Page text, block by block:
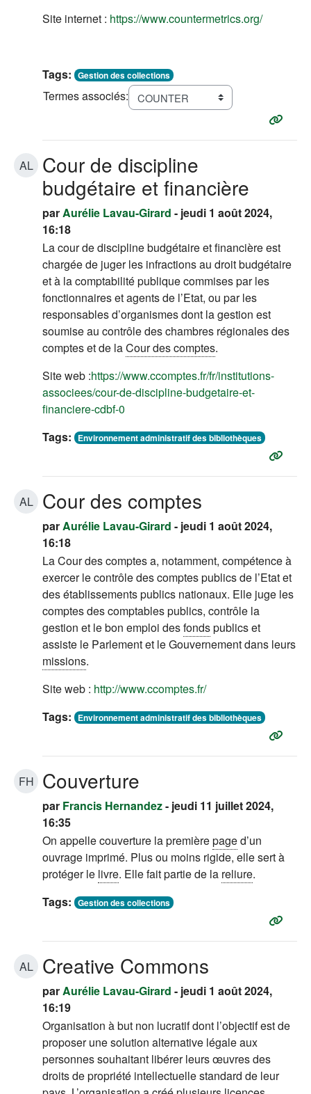
Site internet : https://www.countermetrics.org/(s'ouvre
Tags: Gestion des collections
Termes associés:
AL
Cour de discipline
budgétaire et financière
parAurélie Lavau-Girard - jeudi 1 août 2024,
16:18
La cour de discipline budgétaire et financière est
chargée de juger les infractions au droit budgétaire
et à la comptabilité publique commises par les
fonctionnaires et agents de l’Etat, ou par les
responsables d’organismes dont la gestion est
soumise au contrôle des chambres régionales des
comptes et de laCour des comptes.
Site web :https://www.ccomptes.fr/fr/institutions-
associees/cour-de-discipline-budgetaire-et-
financiere-cdbf-0
Tags:
Environnement administratif des bibliothèques
AL Cour des comptes
parAurélie Lavau-Girard - jeudi 1 août 2024,
16:18
La Cour des comptes a, notamment, compétence à
exercer le contrôle des comptes publics de l’Etat et
des établissements publics nationaux. Elle juge les
comptes des comptables publics, contrôle la
gestion et le bon emploi desfondspublics et
assiste le Parlement et le Gouvernement dans leurs
missions.
Site web : http://www.ccomptes.fr/
Tags:
Environnement administratif des bibliothèques
FH Couverture
par Francis Hernandez- jeudi 11 juillet 2024,
16:35
On appelle couverture la premièrepaged’un
ouvrage imprimé. Plus ou moins rigide, elle sert à
protéger le livre. Elle fait partie de la reliure.
Tags: Gestion des collections
AL Creative Commons
parAurélie Lavau-Girard - jeudi 1 août 2024,
16:19
Organisation à but non lucratif dont l’objectif est de
proposer une solution alternative légale aux
personnes souhaitant libérer leurs œuvres des
droits de propriété intellectuelle standard de leur